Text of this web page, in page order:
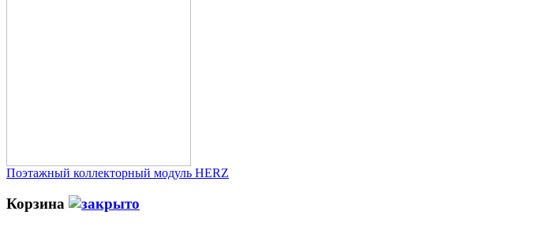
Поэтажный коллекторный модуль HERZ
Корзина